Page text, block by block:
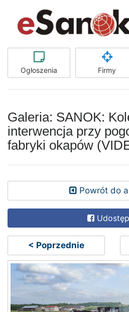
Ogłoszenia Firmy
Galeria: SANOK:
interwencja przy
fabryki okapów
Powrót do
< Poprzednie